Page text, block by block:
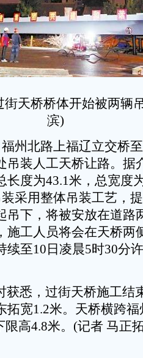
街天桥桥体开始被两辆
滨)
州北路上福辽立交桥
吊装人工天桥让路。据
长度为43.1米，总宽度
采用整体吊装工艺，
吊下，将被安放在道路
施工人员将会在天桥两
续至10日凌晨5时30分
悉，过街天桥施工结
拓宽1.2米。天桥横跨
限高4.8米。(记者 马正